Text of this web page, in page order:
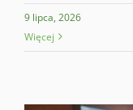
9 lipca, 2026
Więcej